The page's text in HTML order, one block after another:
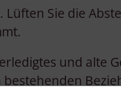
Lüften Sie die
und alte
bestehenden